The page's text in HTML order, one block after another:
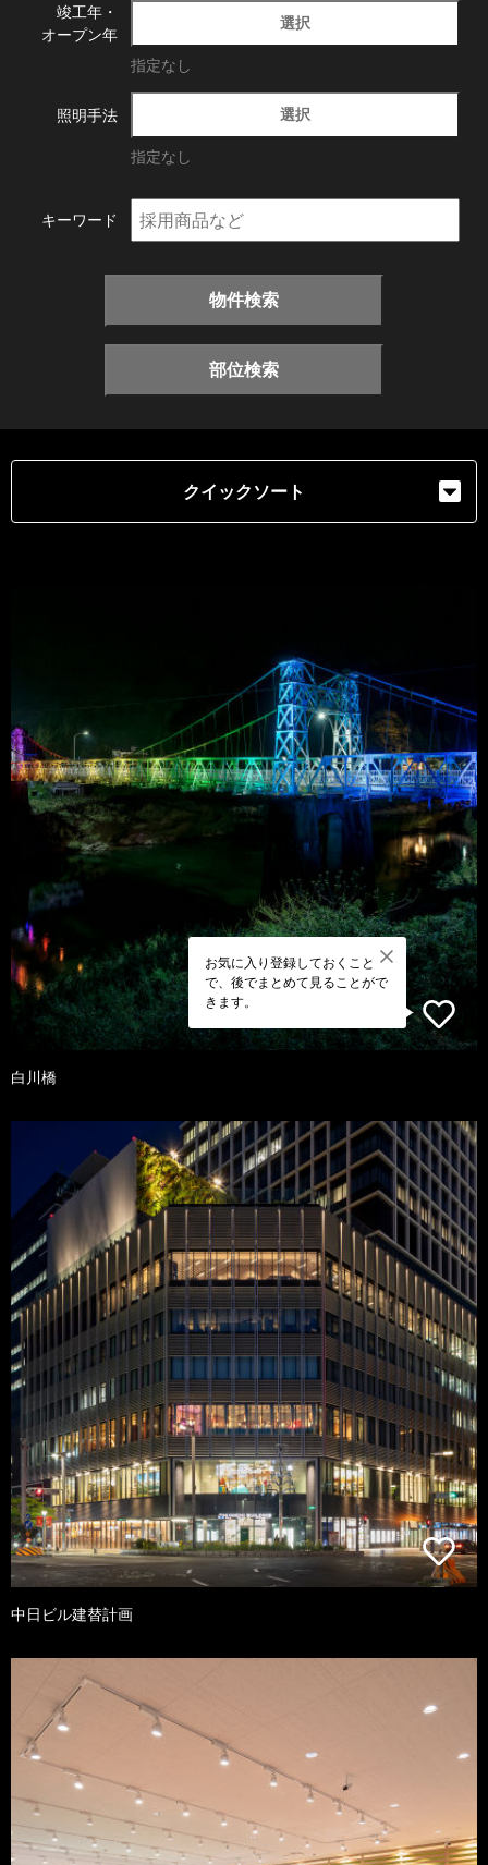
竣工年・
オープン年
選択
指定なし
照明手法 選択
指定なし
キーワード
物件検索
部位検索
クイックソート
お気に入り登録しておくこと
で、後でまとめて見ることがで
きます。
白川橋
中日ビル建替計画